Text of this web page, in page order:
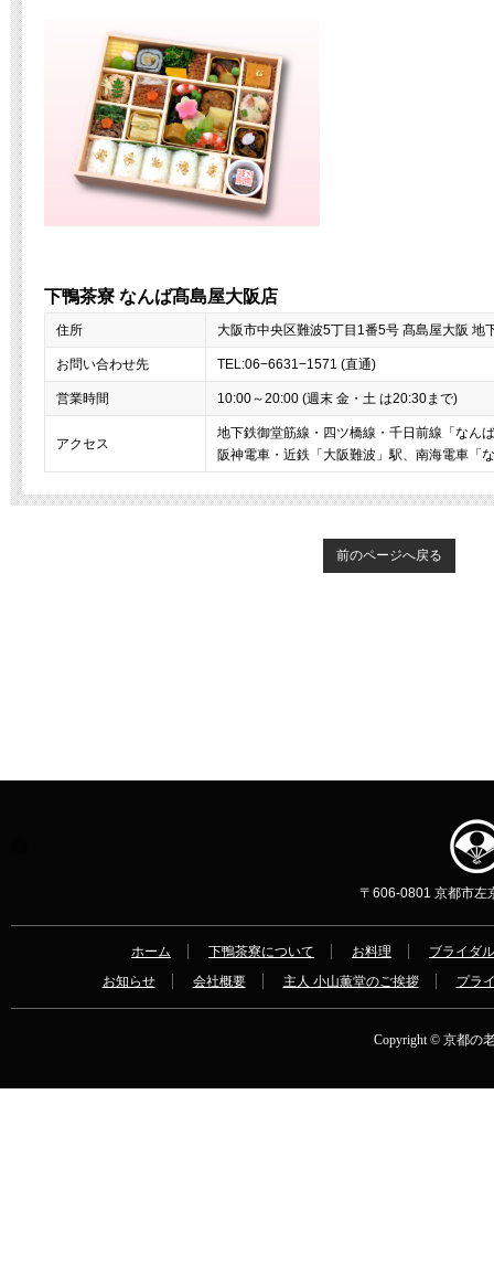
下鴨茶寮 なんば髙島屋大阪店
住所 大阪市中央区難波5丁目1番5号 髙島屋大阪 地
お問い合わせ先 TEL:06−6631−1571 (直通)
営業時間 10:00～20:00 (週末 金・土 は20:30まで)
アクセス
地下鉄御堂筋線・四ツ橋線・千日前線「なん
阪神電車・近鉄「大阪難波」駅、南海電車「
前のページへ戻る
〒606-0801 京都市左
ホーム 下鴨茶寮について お料理
ブライダル
お知らせ
会社概要 主人 小山薫堂のご挨拶 プラ
Copyright © 京都の